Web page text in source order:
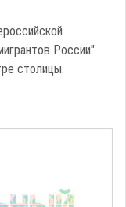
России"
столицы.